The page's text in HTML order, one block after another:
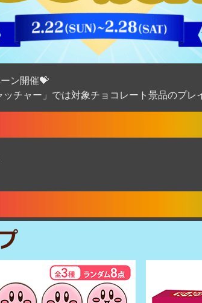
ン開催💝
チャー」では対象チョコレート景品のプレ